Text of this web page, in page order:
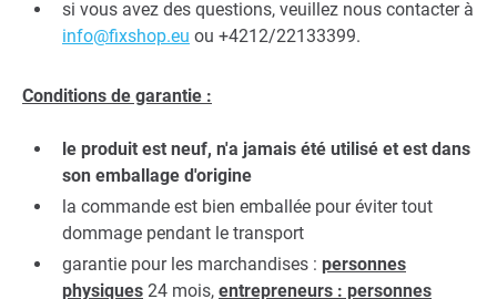
si vous avez des questions, veuillez nous contacter à
info@fixshop.eu ou +4212/22133399.
Conditions de garantie :
le produit est neuf, n'a jamais été utilisé et est dans
son emballage d'origine
la commande est bien emballée pour éviter tout
dommage pendant le transport
garantie pour les marchandises : personnes
physiques 24 mois, entrepreneurs : personnes